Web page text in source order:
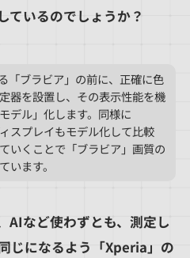
ているのでしょうか？
「ブラビア」の前に、正確に色
器を設置し、その表示性能を機
デル」化します。同様に
スプレイもモデル化して比較
いくことで「ブラビア」画質の
います。
AIなど使わずとも、測定し
じになるよう「Xperia」の